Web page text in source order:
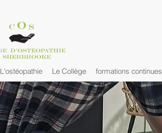
L'ostéopathie Le Collège formations continues